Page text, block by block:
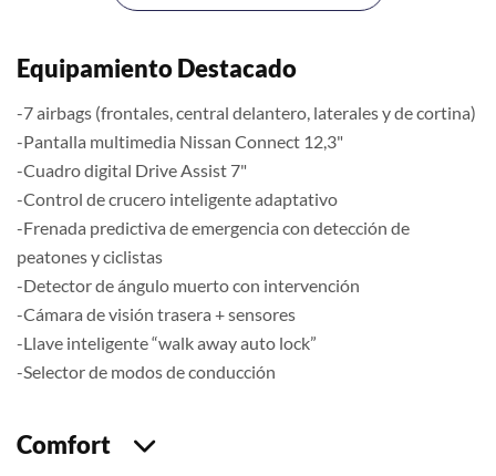
Equipamiento Destacado
-7 airbags (frontales, central delantero, laterales y de cortina)
-Pantalla multimedia Nissan Connect 12,3"
-Cuadro digital Drive Assist 7"
-Control de crucero inteligente adaptativo
-Frenada predictiva de emergencia con detección de
peatones y ciclistas
-Detector de ángulo muerto con intervención
-Cámara de visión trasera + sensores
-Llave inteligente “walk away auto lock”
-Selector de modos de conducción
Comfort